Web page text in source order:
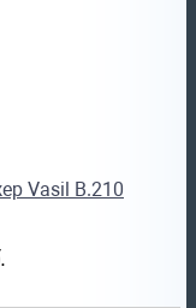
Vasil B.210